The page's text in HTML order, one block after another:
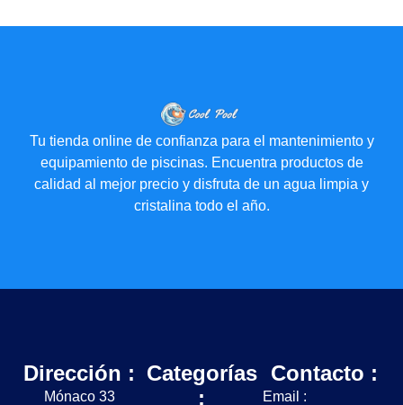
Tu tienda online de confianza para el mantenimiento y
equipamiento de piscinas. Encuentra productos de
calidad al mejor precio y disfruta de un agua limpia y
cristalina todo el año.
Dirección :
Mónaco 33
Categorías
:
Contacto :
Email :